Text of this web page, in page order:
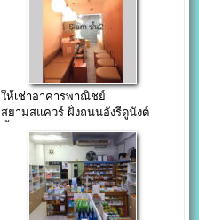
ให้เช่าอาคารพาณิชย์
สยามสแควร์ ฝั่งถนนอังรีดูนังต์